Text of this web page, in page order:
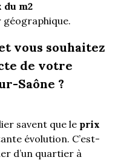
du m2
vous souhaitez
de votre
Saône ?
savent que le prix
évolution. C’est-
d’un quartier à